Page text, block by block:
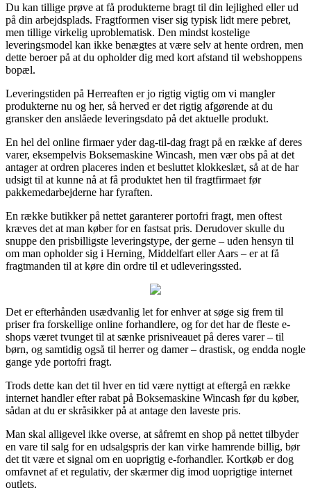
Du kan tillige prøve at få produkterne bragt til din lejlighed eller ud
på din arbejdsplads. Fragtformen viser sig typisk lidt mere pebret,
men tillige virkelig uproblematisk. Den mindst kostelige
leveringsmodel kan ikke benægtes at være selv at hente ordren, men
dette beroer på at du opholder dig med kort afstand til webshoppens
bopæl.
Leveringstiden på Herreaften er jo rigtig vigtig om vi mangler
produkterne nu og her, så herved er det rigtig afgørende at du
gransker den anslåede leveringsdato på det aktuelle produkt.
En hel del online firmaer yder dag-til-dag fragt på en række af deres
varer, eksempelvis Boksemaskine Wincash, men vær obs på at det
antager at ordren placeres inden et besluttet klokkeslæt, så at de har
udsigt til at kunne nå at få produktet hen til fragtfirmaet før
pakkemedarbejderne har fyraften.
En række butikker på nettet garanterer portofri fragt, men oftest
kræves det at man køber for en fastsat pris. Derudover skulle du
snuppe den prisbilligste leveringstype, der gerne – uden hensyn til
om man opholder sig i Herning, Middelfart eller Aars – er at få
fragtmanden til at køre din ordre til et udleveringssted.
Det er efterhånden usædvanlig let for enhver at søge sig frem til
priser fra forskellige online forhandlere, og for det har de fleste e-
shops været tvunget til at sænke prisniveauet på deres varer – til
børn, og samtidig også til herrer og damer – drastisk, og endda nogle
gange yde portofri fragt.
Trods dette kan det til hver en tid være nyttigt at eftergå en række
internet handler efter rabat på Boksemaskine Wincash før du køber,
sådan at du er skråsikker på at antage den laveste pris.
Man skal alligevel ikke overse, at såfremt en shop på nettet tilbyder
en vare til salg for en udsalgspris der kan virke hamrende billig, bør
det tit være et signal om en uoprigtig e-forhandler. Kortkøb er dog
omfavnet af et regulativ, der skærmer dig imod uoprigtige internet
outlets.